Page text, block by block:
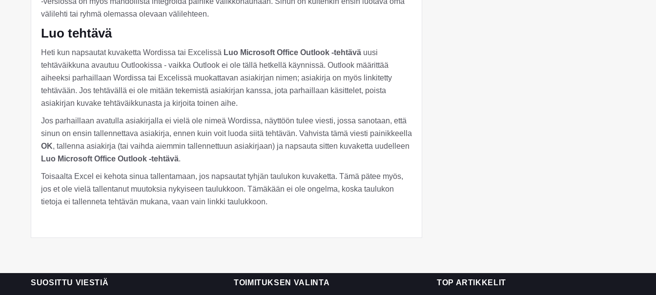
välilehti tai ryhmä olemassa olevaan välilehteen.
Luo tehtävä
Heti kun napsautat kuvaketta Wordissa tai Excelissä Luo Microsoft Office Outlook -tehtävä uusi
tehtäväikkuna avautuu Outlookissa - vaikka Outlook ei ole tällä hetkellä käynnissä. Outlook määrittää
aiheeksi parhaillaan Wordissa tai Excelissä muokattavan asiakirjan nimen; asiakirja on myös linkitetty
tehtävään. Jos tehtävällä ei ole mitään tekemistä asiakirjan kanssa, jota parhaillaan käsittelet, poista
asiakirjan kuvake tehtäväikkunasta ja kirjoita toinen aihe.
Jos parhaillaan avatulla asiakirjalla ei vielä ole nimeä Wordissa, näyttöön tulee viesti, jossa sanotaan, että
sinun on ensin tallennettava asiakirja, ennen kuin voit luoda siitä tehtävän. Vahvista tämä viesti painikkeella
OK, tallenna asiakirja (tai vaihda aiemmin tallennettuun asiakirjaan) ja napsauta sitten kuvaketta uudelleen
Luo Microsoft Office Outlook -tehtävä.
Toisaalta Excel ei kehota sinua tallentamaan, jos napsautat tyhjän taulukon kuvaketta. Tämä pätee myös,
jos et ole vielä tallentanut muutoksia nykyiseen taulukkoon. Tämäkään ei ole ongelma, koska taulukon
tietoja ei tallenneta tehtävän mukana, vaan vain linkki taulukkoon.
SUOSITTU VIESTIÄ TOIMITUKSEN VALINTA TOP ARTIKKELIT